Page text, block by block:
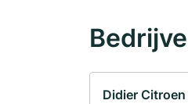
Didier Citroen